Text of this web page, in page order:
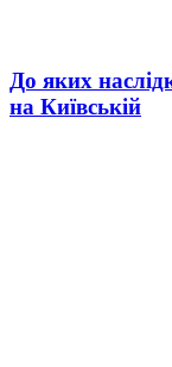
До яких
на Київській